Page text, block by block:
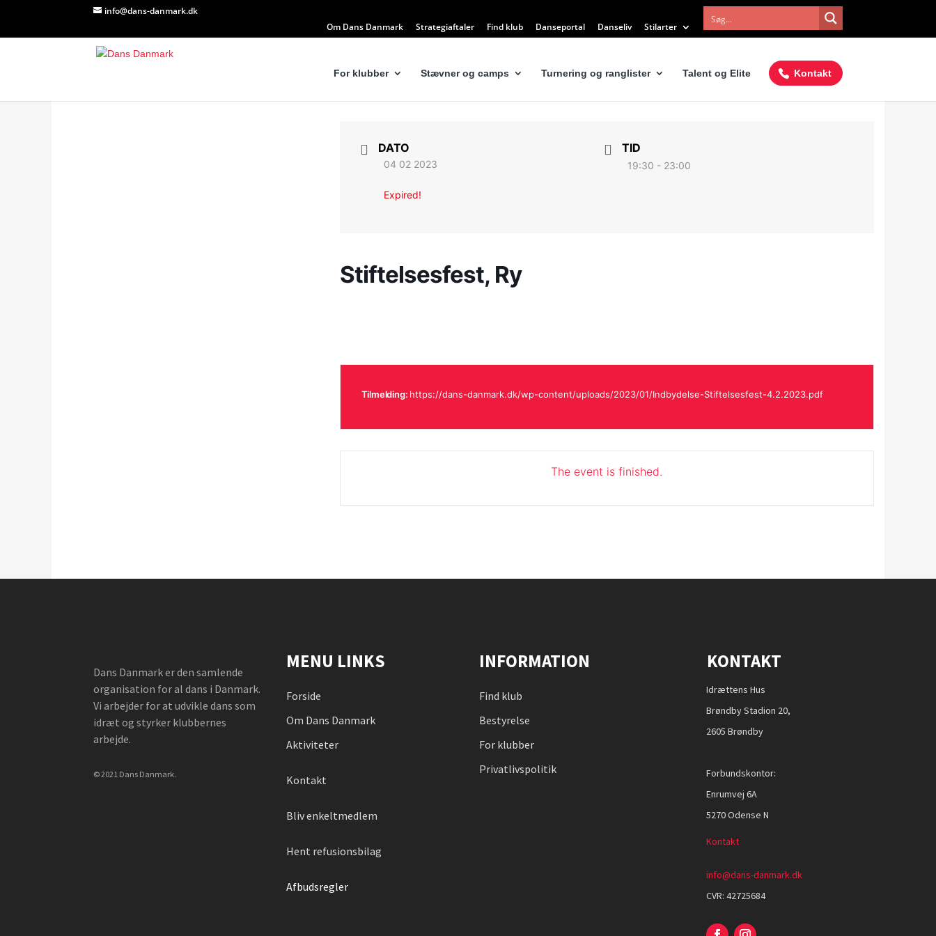
info@dans-danmark.dk
Om Dans Danmark
Strategiaftaler Find klub Danseportal Danseliv Stilarter
For klubber Stævner og camps Turnering og ranglister Talent og Elite Kontakt
DATO
04 02 2023
Expired!
TID
19:30 - 23:00
Stiftelsesfest, Ry
Tilmelding: https://dans-danmark.dk/wp-content/uploads/2023/01/Indbydelse-Stiftelsesfest-4.2.2023.pdf
The event is finished.
Dans Danmark er den samlende
organisation for al dans i Danmark.
Vi arbejder for at udvikle dans som
idræt og styrker klubbernes
arbejde.
© 2021 Dans Danmark.
MENU LINKS
Forside
Om Dans Danmark
Aktiviteter
Kontakt
Bliv enkeltmedlem
Hent refusionsbilag
Afbudsregler
INFORMATION
Find klub
Bestyrelse
For klubber
Privatlivspolitik
KONTAKT
Idrættens Hus
Brøndby Stadion 20,
2605 Brøndby
Forbundskontor:
Enrumvej 6A
5270 Odense N
Kontakt
info@dans-danmark.dk
CVR: 42725684